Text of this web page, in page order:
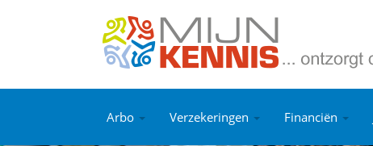
Arbo Verzekeringen Financiën